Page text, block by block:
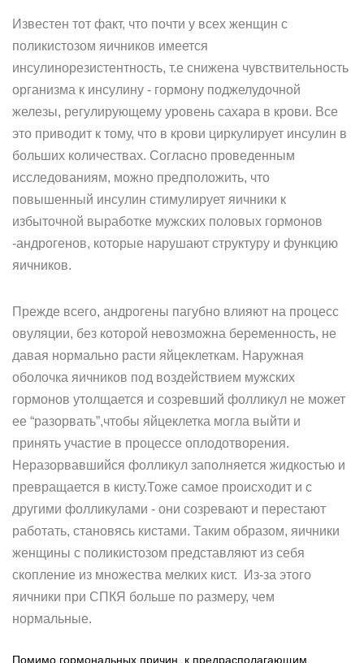
Известен тот факт, что почти у всех женщин с
поликистозом яичников имеется
инсулинорезистентность, т.е снижена чувствительность
организма к инсулину - гормону поджелудочной
железы, регулирующему уровень сахара в крови. Все
это приводит к тому, что в крови циркулирует инсулин в
больших количествах. Согласно проведенным
исследованиям, можно предположить, что
повышенный инсулин стимулирует яичники к
избыточной выработке мужских половых гормонов
-андрогенов, которые нарушают структуру и функцию
яичников.
Прежде всего, андрогены пагубно влияют на процесс
овуляции, без которой невозможна беременность, не
давая нормально расти яйцеклеткам. Наружная
оболочка яичников под воздействием мужских
гормонов утолщается и созревший фолликул не может
ее “разорвать”,чтобы яйцеклетка могла выйти и
принять участие в процессе оплодотворения.
Неразорвавшийся фолликул заполняется жидкостью и
превращается в кисту.Тоже самое происходит и с
другими фолликулами - они созревают и перестают
работать, становясь кистами. Таким образом, яичники
женщины с поликистозом представляют из себя
скопление из множества мелких кист. Из-за этого
яичники при СПКЯ больше по размеру, чем
нормальные.
Помимо гормональных причин, к предрасполагающим